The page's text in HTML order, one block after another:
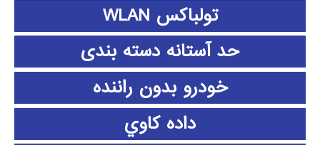
تولباکس WLAN
حد آستانه دسته بندی
خودرو بدون راننده
داده كاوي